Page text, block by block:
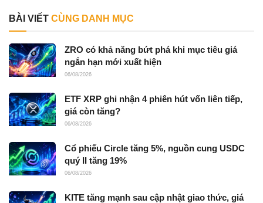
BÀI VIẾT CÙNG DANH MỤC
ZRO có khả năng bứt phá khi mục tiêu giá
ngắn hạn mới xuất hiện
06/08/2026
ETF XRP ghi nhận 4 phiên hút vốn liên tiếp,
giá còn tăng?
06/08/2026
Cổ phiếu Circle tăng 5%, nguồn cung USDC
quý II tăng 19%
06/08/2026
KITE tăng mạnh sau cập nhật giao thức, giá